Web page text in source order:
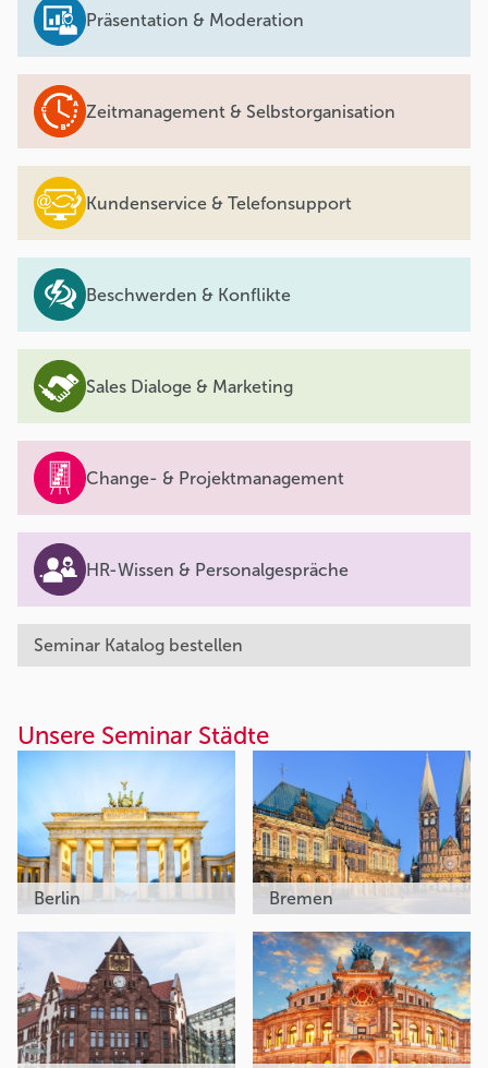
Präsentation & Moderation
Zeitmanagement & Selbstorganisation
Kundenservice & Telefonsupport
Beschwerden & Konflikte
Sales Dialoge & Marketing
Change- & Projektmanagement
HR-Wissen & Personalgespräche
Seminar Katalog bestellen
Unsere Seminar Städte
Berlin Bremen